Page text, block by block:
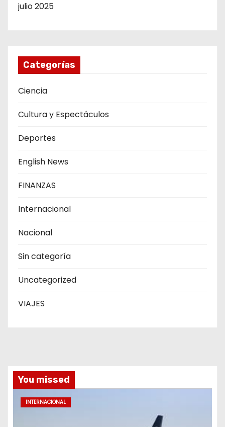
julio 2025
Categorías
Ciencia
Cultura y Espectáculos
Deportes
English News
FINANZAS
Internacional
Nacional
Sin categoría
Uncategorized
VIAJES
You missed
INTERNACIONAL